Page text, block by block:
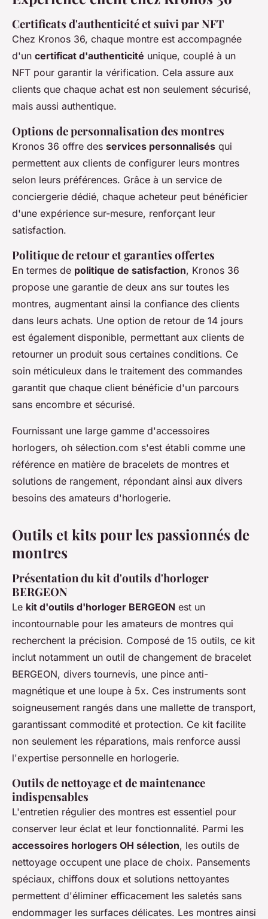
Certificats d'authenticité et suivi par NFT
Chez Kronos 36, chaque montre est accompagnée
d'un certificat d'authenticité unique, couplé à un
NFT pour garantir la vérification. Cela assure aux
clients que chaque achat est non seulement sécurisé,
mais aussi authentique.
Options de personnalisation des montres
Kronos 36 offre des services personnalisés qui
permettent aux clients de configurer leurs montres
selon leurs préférences. Grâce à un service de
conciergerie dédié, chaque acheteur peut bénéficier
d'une expérience sur-mesure, renforçant leur
satisfaction.
Politique de retour et garanties offertes
En termes de politique de satisfaction, Kronos 36
propose une garantie de deux ans sur toutes les
montres, augmentant ainsi la confiance des clients
dans leurs achats. Une option de retour de 14 jours
est également disponible, permettant aux clients de
retourner un produit sous certaines conditions. Ce
soin méticuleux dans le traitement des commandes
garantit que chaque client bénéficie d'un parcours
sans encombre et sécurisé.
Fournissant une large gamme d'accessoires
horlogers, oh sélection.com s'est établi comme une
référence en matière de bracelets de montres et
solutions de rangement, répondant ainsi aux divers
besoins des amateurs d'horlogerie.
Outils et kits pour les passionnés de
montres
Présentation du kit d'outils d'horloger
BERGEON
Le kit d'outils d'horloger BERGEON est un
incontournable pour les amateurs de montres qui
recherchent la précision. Composé de 15 outils, ce kit
inclut notamment un outil de changement de bracelet
BERGEON, divers tournevis, une pince anti-
magnétique et une loupe à 5x. Ces instruments sont
soigneusement rangés dans une mallette de transport,
garantissant commodité et protection. Ce kit facilite
non seulement les réparations, mais renforce aussi
l'expertise personnelle en horlogerie.
Outils de nettoyage et de maintenance
indispensables
L'entretien régulier des montres est essentiel pour
conserver leur éclat et leur fonctionnalité. Parmi les
accessoires horlogers OH sélection, les outils de
nettoyage occupent une place de choix. Pansements
spéciaux, chiffons doux et solutions nettoyantes
permettent d'éliminer efficacement les saletés sans
endommager les surfaces délicates. Les montres ainsi